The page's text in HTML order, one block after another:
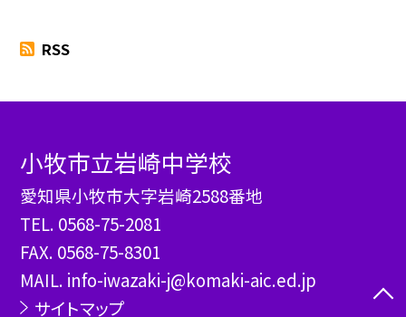
RSS
小牧市立岩崎中学校
愛知県小牧市大字岩崎2588番地
TEL. 0568-75-2081
FAX. 0568-75-8301
MAIL. info-iwazaki-j@komaki-aic.ed.jp
サイトマップ